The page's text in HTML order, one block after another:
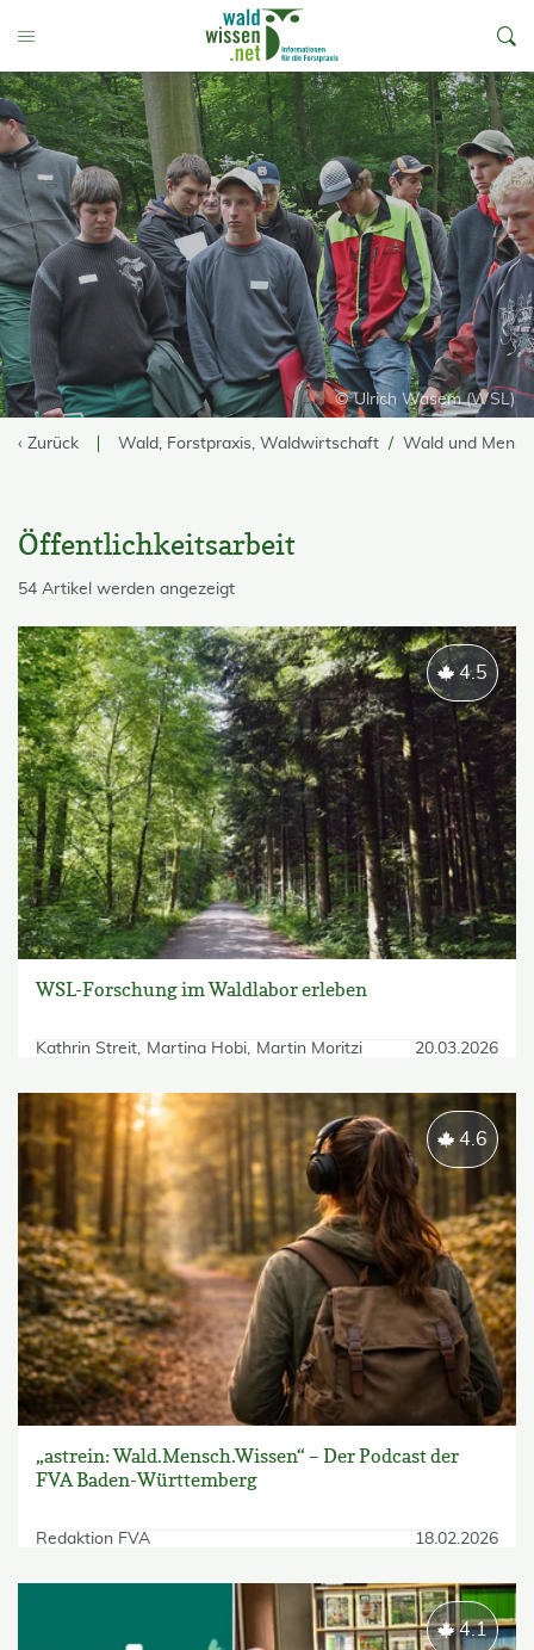
Toggle Menu
© Ulrich Wasem (WSL)
‹ Zurück Wald, Forstpraxis, Waldwirtschaft Wald und
Öffentlichkeitsarbeit
skip List
54 Artikel werden angezeigt
WSL-Forschung im Waldlabor erleben
Kathrin Streit Martina Hobi Martin Moritzi 20.03.2026
4.5
„astrein: Wald.Mensch.Wissen“ – Der Podcast der
FVA Baden-Württemberg
Redaktion FVA 18.02.2026
4.6
4.1